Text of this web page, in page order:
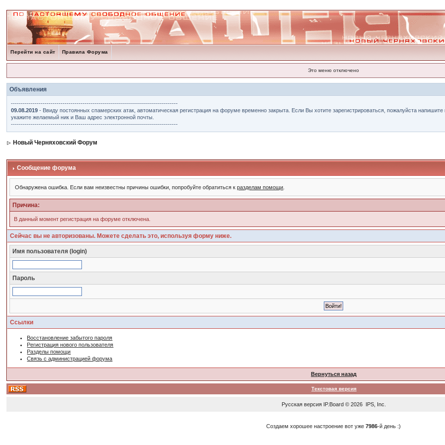
Перейти на сайт Правила Форума
Это меню отключено
Объявления
------------------------------------------------------------------------------------
09.08.2019 - Ввиду постоянных спамерских атак, автоматическая регистрация на форуме временно закрыта. Если Вы хотите зарегистрироваться, пожалуйста
укажите желаемый ник и Ваш адрес электронной почты.
------------------------------------------------------------------------------------
Новый Черняховский Форум
Сообщение форума
Обнаружена ошибка. Если вам неизвестны причины ошибки, попробуйте обратиться кразделам помощи
Причина:
В данный момент регистрация на форуме отключена.
Сейчас вы не авторизованы. Можете сделать это, используя форму ниже.
Имя пользователя (login)
Пароль
Ссылки
Восстановление забытого пароля
Регистрация нового пользователя
Разделы помощи
Связь с администрацией форума
Вернуться назад
Текстовая версия
Русская версия IP.Board© 2026 IPS, Inc
Создаем хорошее настроение вот уже7986-й день :)